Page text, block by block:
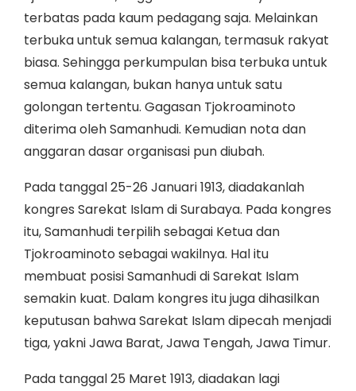
terbatas pada kaum pedagang saja. Melainkan
terbuka untuk semua kalangan, termasuk rakyat
biasa. Sehingga perkumpulan bisa terbuka untuk
semua kalangan, bukan hanya untuk satu
golongan tertentu. Gagasan Tjokroaminoto
diterima oleh Samanhudi. Kemudian nota dan
anggaran dasar organisasi pun diubah.
Pada tanggal 25-26 Januari 1913, diadakanlah
kongres Sarekat Islam di Surabaya. Pada kongres
itu, Samanhudi terpilih sebagai Ketua dan
Tjokroaminoto sebagai wakilnya. Hal itu
membuat posisi Samanhudi di Sarekat Islam
semakin kuat. Dalam kongres itu juga dihasilkan
keputusan bahwa Sarekat Islam dipecah menjadi
tiga, yakni Jawa Barat, Jawa Tengah, Jawa Timur.
Pada tanggal 25 Maret 1913, diadakan lagi